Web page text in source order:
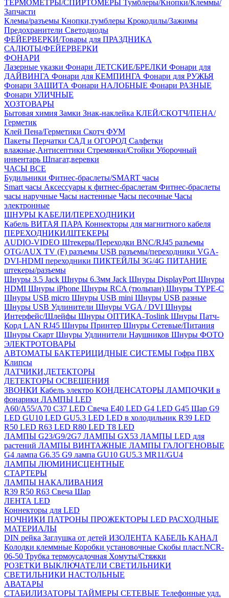
ТЕРМОМЕТРЫ/СПИРТОМЕРЫ Тумблеры/Кнопки/Клеммы/
Запчасти
Клемы/разъемы Кнопки,тумблеры Крокодилы/Зажимы
Предохранители Светодиоды
ФЕЙЕРВЕРКИ/Товары для ПРАЗДНИКА
САЛЮТЫ/ФЕЙЕРВЕРКИ
ФОНАРИ
Лазерные указки Фонари ДЕТСКИЕ/БРЕЛКИ Фонари для
ДАЙВИНГА Фонари для КЕМПИНГА Фонари для РУЖЬЯ
Фонари ЗАЩИТА Фонари НАЛОБНЫЕ Фонари РАЗНЫЕ
Фонари УЛИЧНЫЕ
ХОЗТОВАРЫ
Бытовая химия Замки Знак-наклейка КЛЕЙ/СКОТЧ/ПЕНА/
Герметик
Клей Пена/Герметики Скотч ФУМ
Пакеты Перчатки САД и ОГОРОД Салфетки
влажные,Антисептики Стремянки/Стойки Уборочный
инвентарь Шпагат,веревки
ЧАСЫ ВСЕ
Будильники Фитнес-браслеты/SMART часы
Smart часы Аксессуары к фитнес-браслетам Фитнес-браслеты
часы наручные Часы настенные Часы песочные Часы
электронные
ШНУРЫ КАБЕЛИ/ПЕРЕХОДНИКИ
Кабель ВИТАЯ ПАРА Коннекторы для магнитного кабеля
ПЕРЕХОДНИКИ/ШТЕКЕРЫ
AUDIO-VIDEO Штекеры/Переходки BNC/RJ45 разъемы
OTG/AUX TV (F) разъемы USB разъемы/переходники VGA-
DVI-HDMI переходники ПИКТЕЙЛЫ 3G/4G ПИТАНИЕ
штекеры/разъемы
Шнуры 3.5 Jack Шнуры 6.3мм Jack Шнуры DisplayPort Шнуры
HDMI Шнуры iPhone Шнуры RCA (тюльпан) Шнуры TYPE-C
Шнуры USB micro Шнуры USB mini Шнуры USB разные
Шнуры USB Удлинители Шнуры VGA / DVI Шнуры
Интерфейс/Шлейфы Шнуры ОПТИКА-Toslink Шнуры Патч-
Корд LAN RJ45 Шнуры Принтер Шнуры Сетевые/Питания
Шнуры Скарт Шнуры Удлинители Наушников Шнуры ФОТО
ЭЛЕКТРОТОВАРЫ
АВТОМАТЫ БАКТЕРИЦИДНЫЕ СИСТЕМЫ Гофра ПВХ
Клипсы
ДАТЧИКИ,ДЕТЕКТОРЫ
ДЕТЕКТОРЫ ОСВЕЩЕНИЯ
ЗВОНКИ Кабель электро КОНДЕНСАТОРЫ ЛАМПОЧКИ в
фонарики ЛАМПЫ LED
A60/A55/A70 C37 LED Свеча E40 LED G4 LED G45 Шар G9
LED GU10 LED GU5.3 LED LED в холодильник R39 LED
R50 LED R63 LED R80 LED T8 LED
ЛАМПЫ G23/G9/2G7 ЛАМПЫ GX53 ЛАМПЫ LED для
растений ЛАМПЫ ВИНТАЖНЫЕ ЛАМПЫ ГАЛОГЕНОВЫЕ
G4 лампа G6.35 G9 лампа GU10 GU5.3 MR11/GU4
ЛАМПЫ ЛЮМИНИСЦЕНТНЫЕ
СТАРТЕРЫ
ЛАМПЫ НАКАЛИВАНИЯ
R39 R50 R63 Свеча Шар
ЛЕНТА LED
Коннекторы для LED
НОЧНИКИ ПАТРОНЫ ПРОЖЕКТОРЫ LED РАСХОДНЫЕ
МАТЕРИАЛЫ
DIN рейка Заглушка от детей ИЗОЛЕНТА КАБЕЛЬ КАНАЛ
Колодки клеммные Коробки установочные Скобы пласт.NCR-
06-50 Трубка термоусадочная Хомуты/Стяжки
РОЗЕТКИ ВЫКЛЮЧАТЕЛИ СВЕТИЛЬНИКИ
СВЕТИЛЬНИКИ НАСТОЛЬНЫЕ
АВАТАРЫ
СТАБИЛИЗАТОРЫ ТАЙМЕРЫ СЕТЕВЫЕ Телефонные удл.